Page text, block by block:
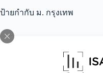
ป้ายกำกับ ม. กรุงเทพ
Lifestyle